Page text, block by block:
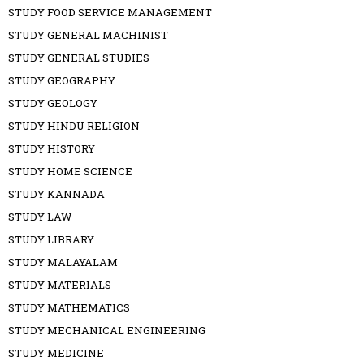
STUDY FOOD SERVICE MANAGEMENT
STUDY GENERAL MACHINIST
STUDY GENERAL STUDIES
STUDY GEOGRAPHY
STUDY GEOLOGY
STUDY HINDU RELIGION
STUDY HISTORY
STUDY HOME SCIENCE
STUDY KANNADA
STUDY LAW
STUDY LIBRARY
STUDY MALAYALAM
STUDY MATERIALS
STUDY MATHEMATICS
STUDY MECHANICAL ENGINEERING
STUDY MEDICINE